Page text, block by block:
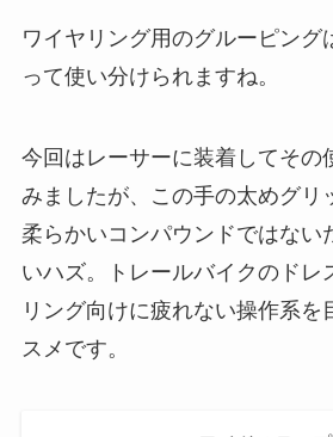
ワイヤリング用のグルーピング
って使い分けられますね。
今回はレーサーに装着してその
みましたが、この手の太めグリ
柔らかいコンパウンドではない
いハズ。トレールバイクのドレ
リング向けに疲れない操作系を
スメです。